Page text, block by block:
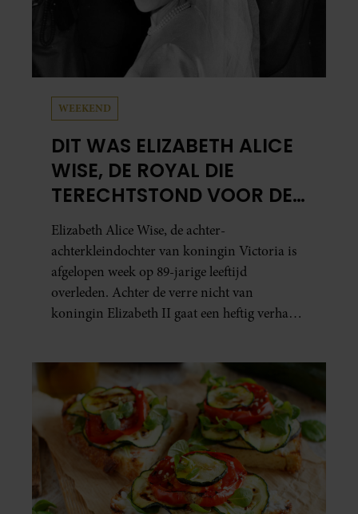
WEEKEND
DIT WAS ELIZABETH ALICE
WISE, DE ROYAL DIE
TERECHTSTOND VOOR DE
DOOD VAN HAAR BABY
Elizabeth Alice Wise, de achter-
achterkleindochter van koningin Victoria is
afgelopen week op 89-jarige leeftijd
overleden. Achter de verre nicht van
koningin Elizabeth II gaat een heftig verhaal